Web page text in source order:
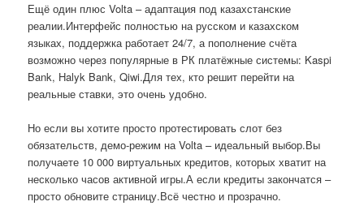
Ещё один плюс Volta – адаптация под казахстанские
реалии.Интерфейс полностью на русском и казахском
языках, поддержка работает 24/7, а пополнение счёта
возможно через популярные в РК платёжные системы: Kaspi
Bank, Halyk Bank, Qiwi.Для тех, кто решит перейти на
реальные ставки, это очень удобно.
Но если вы хотите просто протестировать слот без
обязательств, демо-режим на Volta – идеальный выбор.Вы
получаете 10 000 виртуальных кредитов, которых хватит на
несколько часов активной игры.А если кредиты закончатся –
просто обновите страницу.Всё честно и прозрачно.